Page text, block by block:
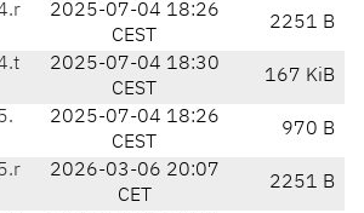
2025-07-04 18:26
CEST
2251 B
2025-07-04 18:30
CEST
167 KiB
2025-07-04 18:26
CEST
970 B
2026-03-06 20:07
CET
2251 B